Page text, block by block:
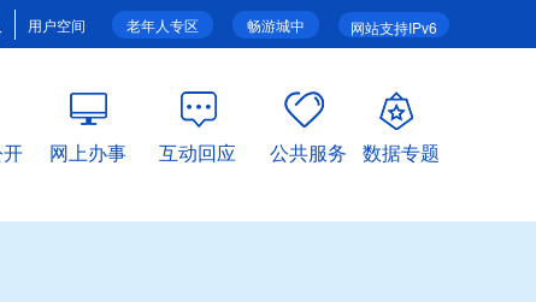
网站支持IPv6
畅游城中
老年人专区
用户空间
网上办事 互动回应 公共服务 数据专题